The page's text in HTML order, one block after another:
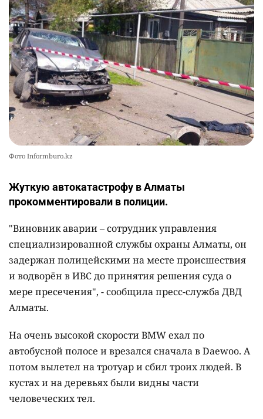
Фото Informburo.kz
Жуткую автокатастрофу в Алматы
прокомментировали в полиции.
"Виновник аварии – сотрудник управления
специализированной службы охраны Алматы, он
задержан полицейскими на месте происшествия
и водворён в ИВС до принятия решения суда о
мере пресечения", - сообщила пресс-служба ДВД
Алматы.
На очень высокой скорости BMW ехал по
автобусной полосе и врезался сначала в Daewoo. А
потом вылетел на тротуар и сбил троих людей. В
кустах и на деревьях были видны части
человеческих тел.